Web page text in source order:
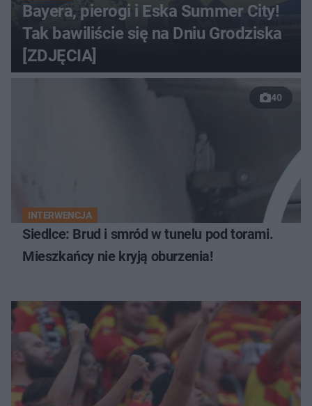
Bayera, pierogi i Eska Summer City!
Tak bawiliście się na Dniu Grodziska
[ZDJĘCIA]
40
INTERWENCJA
Siedlce: Brud i smród w tunelu pod torami.
Mieszkańcy nie kryją oburzenia!